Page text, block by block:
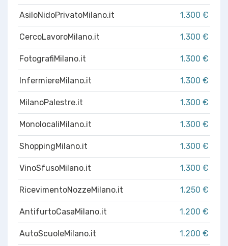
AsiloNidoPrivatoMilano.it 1.300 €
CercoLavoroMilano.it 1.300 €
FotografiMilano.it 1.300 €
InfermiereMilano.it 1.300 €
MilanoPalestre.it 1.300 €
MonolocaliMilano.it 1.300 €
ShoppingMilano.it 1.300 €
VinoSfusoMilano.it 1.300 €
RicevimentoNozzeMilano.it 1.250 €
AntifurtoCasaMilano.it 1.200 €
AutoScuoleMilano.it 1.200 €